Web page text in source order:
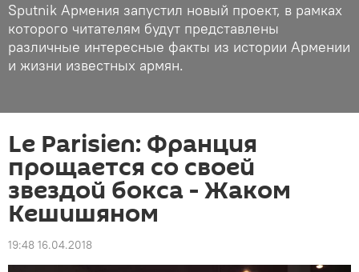
Sputnik Армения запустил новый проект, в рамках
которого читателям будут представлены
различные интересные факты из истории Армении
и жизни известных армян.
Le Parisien: Франция
прощается со своей
звездой бокса - Жаком
Кешишяном
19:48 16.04.2018